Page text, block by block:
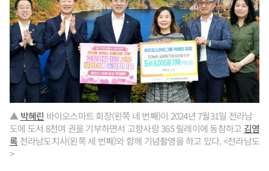
▲ 박혜린 바이오스마트 회장(왼쪽 네 번째)이 2024년 7월31일 전라남
도에 도서 8천여 권을 기부하면서 고향사랑 365 릴레이에 동참하고 김영
록 전라남도지사(왼쪽 세 번째)와 함께 기념촬영을 하고 있다. <전라남도
>